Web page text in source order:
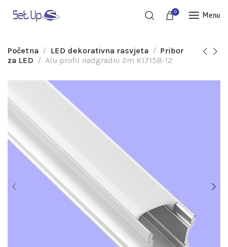
0 Menu
Početna LED dekorativna rasvjeta
Pribor
za LED
Alu profil nadgradni 2m K1715B-12